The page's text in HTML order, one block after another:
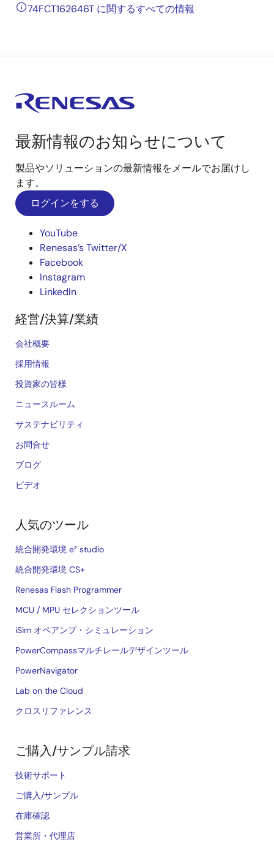
74FCT162646T に関するすべての情報
最新情報のお知らせについて
製品やソリューションの最新情報をメールでお届けし
ます。
ログインをする
YouTube
Renesas’s Twitter/X
Facebook
Instagram
LinkedIn
経営/決算/業績
会社概要
採用情報
投資家の皆様
ニュースルーム
サステナビリティ
お問合せ
ブログ
ビデオ
人気のツール
統合開発環境 e² studio
統合開発環境 CS+
Renesas Flash Programmer
MCU / MPU セレクションツール
iSim オペアンプ・シミュレーション
PowerCompassマルチレールデザインツール
PowerNavigator
Lab on the Cloud
クロスリファレンス
ご購入/サンプル請求
技術サポート
ご購入/サンプル
在庫確認
営業所・代理店